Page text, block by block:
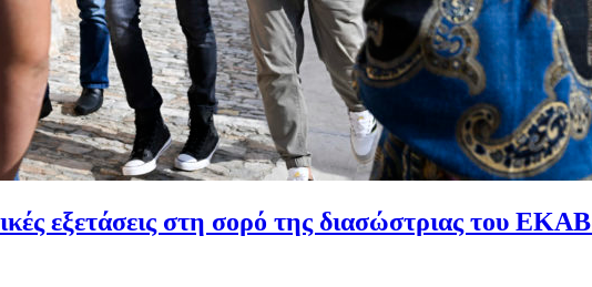
εξετάσεις στη σορό της διασώστριας του